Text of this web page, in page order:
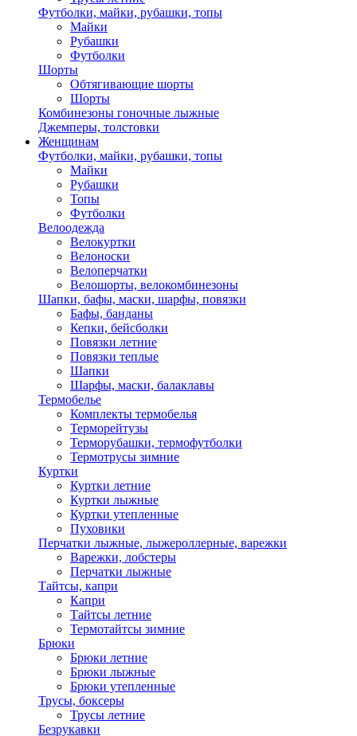
Футболки, майки, рубашки, топы
Майки
Рубашки
Футболки
Шорты
Обтягивающие шорты
Шорты
Комбинезоны гоночные лыжные
Джемперы, толстовки
Женщинам
Футболки, майки, рубашки, топы
Майки
Рубашки
Топы
Футболки
Велоодежда
Велокуртки
Велоноски
Велоперчатки
Велошорты, велокомбинезоны
Шапки, бафы, маски, шарфы, повязки
Бафы, банданы
Кепки, бейсболки
Повязки летние
Повязки теплые
Шапки
Шарфы, маски, балаклавы
Термобелье
Комплекты термобелья
Терморейтузы
Терморубашки, термофутболки
Термотрусы зимние
Куртки
Куртки летние
Куртки лыжные
Куртки утепленные
Пуховики
Перчатки лыжные, лыжероллерные, варежки
Варежки, лобстеры
Перчатки лыжные
Тайтсы, капри
Капри
Тайтсы летние
Термотайтсы зимние
Брюки
Брюки летние
Брюки лыжные
Брюки утепленные
Трусы, боксеры
Трусы летние
Безрукавки